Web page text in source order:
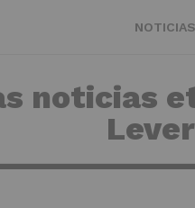
NOTICIAS
noticias